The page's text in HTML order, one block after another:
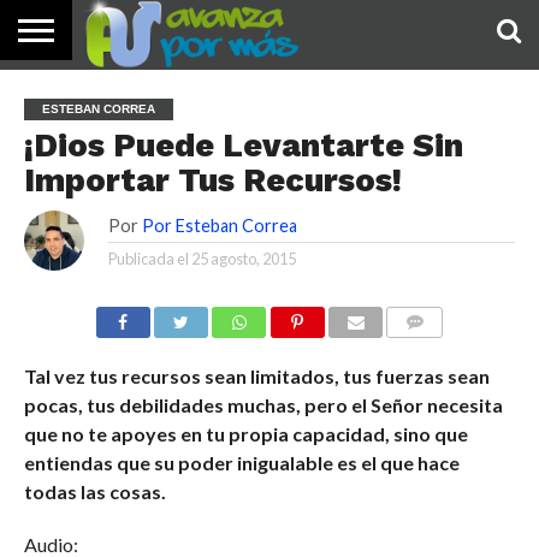
PALABRA
DE HOY
DEVOCIONALES
NOTICIAS
TESTIMONIOS
ORACIONES
SOBRE
NOSOTROS
IMÁGENES
ESTEBAN CORREA
¡Dios Puede Levantarte Sin
Importar Tus Recursos!
Por Por Esteban Correa
Publicada el 25 agosto, 2015
Tal vez tus recursos sean limitados, tus fuerzas sean
pocas, tus debilidades muchas, pero el Señor necesita
que no te apoyes en tu propia capacidad, sino que
entiendas que su poder inigualable es el que hace
todas las cosas.
Audio: